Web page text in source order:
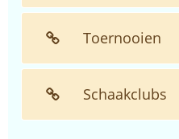
Toernooien
Schaakclubs